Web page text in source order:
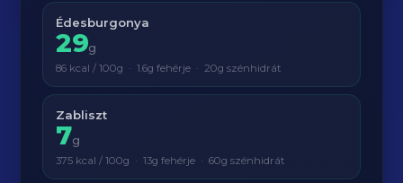
Édesburgonya
29g
86 kcal / 100g · 1.6g fehérje · 20g szénhidrát
Zabliszt
7g
375 kcal / 100g · 13g fehérje · 60g szénhidrát